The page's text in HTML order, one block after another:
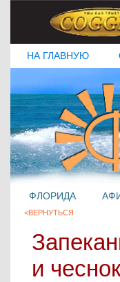
НА ГЛАВНУЮ
ФЛОРИДА
<ВЕРНУТЬСЯ
и